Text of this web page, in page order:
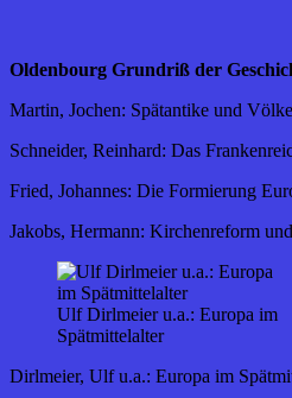
Oldenbourg Grundriß der
Martin, Jochen: Spätantike und
Schneider, Reinhard: Das
Fried, Johannes: Die Formierung
Jakobs, Hermann: Kirchenreform
Ulf Dirlmeier u.a.: Europa im
Spätmittelalter
Dirlmeier, Ulf u.a.: Europa im